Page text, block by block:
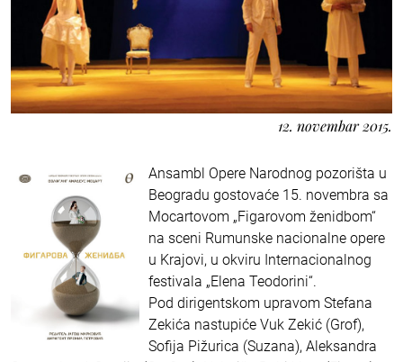
12. novembar 2015.
Ansambl Opere Narodnog pozorišta u
Beogradu gostovaće 15. novembra sa
Mocartovom „Figarovom ženidbom“
na sceni Rumunske nacionalne opere
u Krajovi, u okviru Internacionalnog
festivala „Elena Teodorini“.
Pod dirigentskom upravom Stefana
Zekića nastupiće Vuk Zekić (Grof),
Sofija Pižurica (Suzana), Aleksandra